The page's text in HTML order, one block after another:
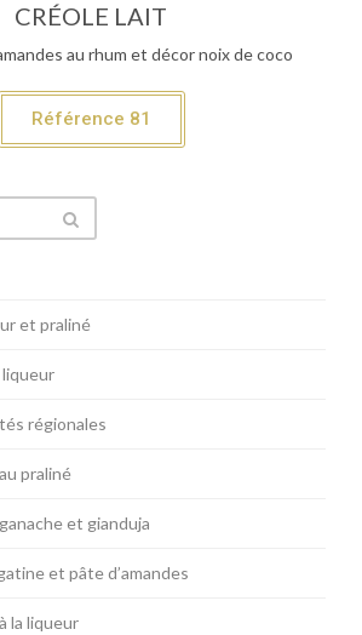
CRÉOLE LAIT
au rhum et décor noix de coco
Référence 81
et praliné
liqueur
régionales
praliné
et gianduja
et pâte d’amandes
la liqueur